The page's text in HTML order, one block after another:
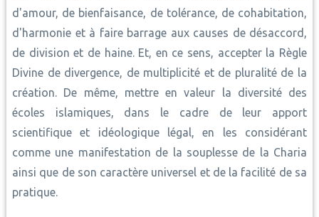
d'amour, de bienfaisance, de tolérance, de cohabitation,
d'harmonie et à faire barrage aux causes de désaccord,
de division et de haine. Et, en ce sens, accepter la Règle
Divine de divergence, de multiplicité et de pluralité de la
création. De même, mettre en valeur la diversité des
écoles islamiques, dans le cadre de leur apport
scientifique et idéologique légal, en les considérant
comme une manifestation de la souplesse de la Charia
ainsi que de son caractère universel et de la facilité de sa
pratique.